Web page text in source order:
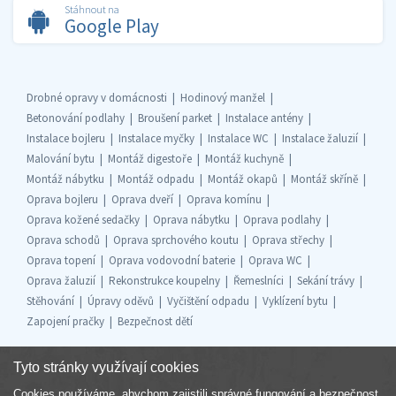
Stáhnout na
Google Play
Drobné opravy v domácnosti
Hodinový manžel
Betonování podlahy
Broušení parket
Instalace antény
Instalace bojleru
Instalace myčky Instalace WC
Instalace žaluzií
Malování bytu
Montáž digestoře
Montáž kuchyně
Montáž nábytku
Montáž odpadu Montáž okapů
Montáž skříně
Oprava bojleru
Oprava dveří
Oprava komínu
Oprava kožené sedačky
Oprava nábytku
Oprava podlahy
Oprava schodů
Oprava sprchového koutu
Oprava střechy
Oprava topení
Oprava vodovodní baterie
Oprava WC
Oprava žaluzií
Rekonstrukce koupelny Řemeslníci
Sekání trávy
Stěhování
Úpravy oděvů Vyčištění odpadu
Vyklízení bytu
Zapojení pračky
Bezpečnost dětí
Tyto stránky využívají cookies